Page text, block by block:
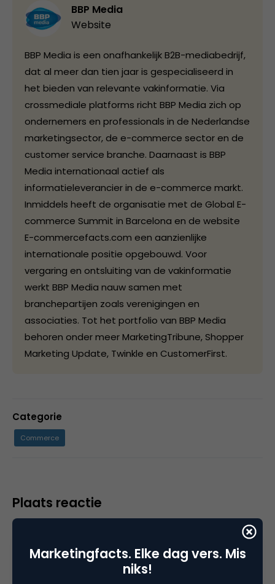
BBP Media
Website
BBP Media is een onafhankelijk B2B-mediabedrijf,
dat al meer dan tien jaar is gespecialiseerd in
het bieden van relevante vakinformatie. Via
crossmediale platforms richt BBP Media zich op
ondernemers en professionals in de Nederlandse
marketingsector, de e-commerce sector en de
customer service branche. Daarnaast is BBP
Media internationaal actief als
informatieleverancier in de e-commerce markt.
Inmiddels heeft de organisatie met de Global E-
commerce Summit in Barcelona en de website
E-commercefacts.com een aanzienlijke
internationale positie opgebouwd. Voor
vergaring en ontsluiting van de vakinformatie
werkt BBP Media nauw samen met
branchepartijen zoals verenigingen en
associaties. Tot het portfolio van BBP Media
behoren onder meer MarketingTribune, Shopper
Marketing Update, Twinkle en CustomerFirst.
Categorie
Commerce
Plaats reactie
plaatsen.
Marketingfacts. Elke dag vers. Mis
niks!